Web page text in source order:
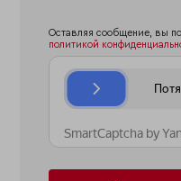
Оставляя сообщение, вы
политикой